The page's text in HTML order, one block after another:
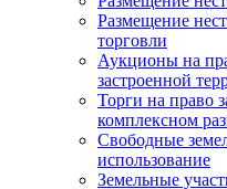
Размещение
торговли
Аукционы на
застроенной
Торги на право
комплексном
Свободные
использование
Земельные